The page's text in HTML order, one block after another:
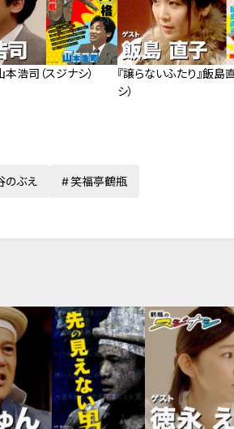
本浩司（スジナシ）
『譲らないふたり』飯島
シ）
のぶえ 笑福亭鶴瓶